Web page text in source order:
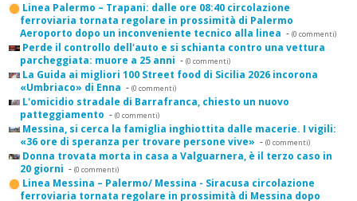
Linea Palermo – Trapani: dalle ore 08:40 circolazione
ferroviaria tornata regolare in prossimità di Palermo
Aeroporto dopo un inconveniente tecnico alla linea - (0 commenti)
Perde il controllo dell'auto e si schianta contro una vettura
parcheggiata: muore a 25 anni - (0 commenti)
La Guida ai migliori 100 Street food di Sicilia 2026 incorona
«Umbriaco» di Enna - (0 commenti)
L'omicidio stradale di Barrafranca, chiesto un nuovo
patteggiamento - (0 commenti)
Messina, si cerca la famiglia inghiottita dalle macerie. I vigili:
«36 ore di speranza per trovare persone vive» - (0 commenti)
Donna trovata morta in casa a Valguarnera, è il terzo caso in
20 giorni - (0 commenti)
Linea Messina – Palermo/ Messina - Siracusa circolazione
ferroviaria tornata regolare in prossimità di Messina dopo